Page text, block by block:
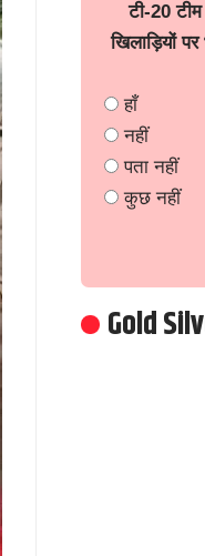
टी-20
खिलाड़ियों
हाँ
नहीं
पता नहीं
कुछ नहीं
Gold